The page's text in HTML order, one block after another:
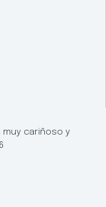
muy cariñoso y